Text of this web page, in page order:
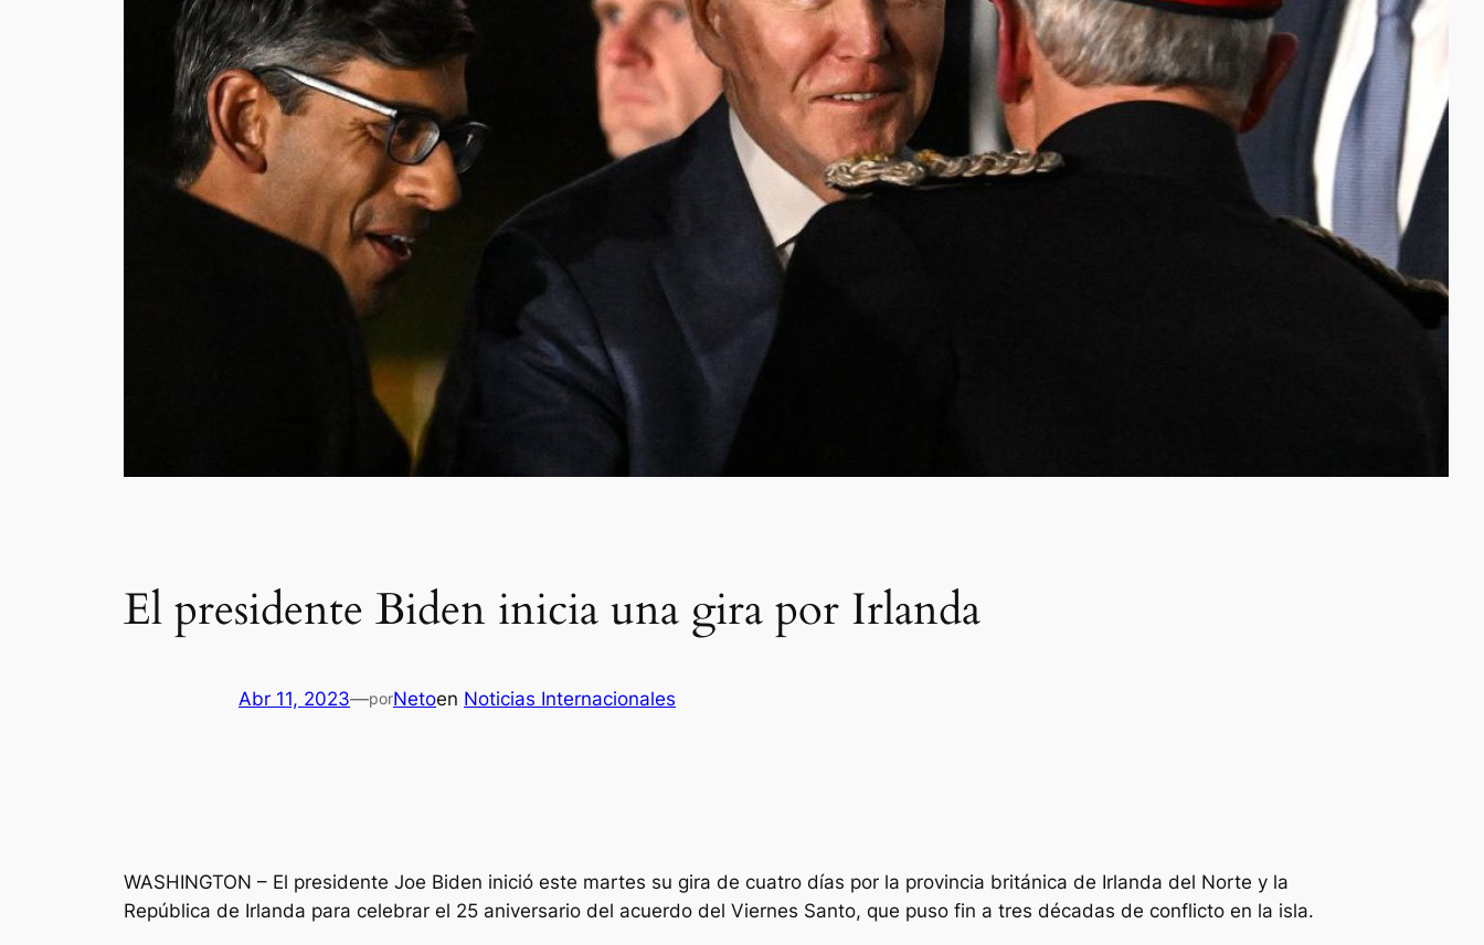
El presidente Biden inicia una gira por Irlanda
Abr 11, 2023—porNetoen Noticias Internacionales
WASHINGTON – El presidente Joe Biden inició este martes su gira de cuatro días por la provincia británica de Irlanda del Norte y la
República de Irlanda para celebrar el 25 aniversario del acuerdo del Viernes Santo, que puso fin a tres décadas de conflicto en la isla.